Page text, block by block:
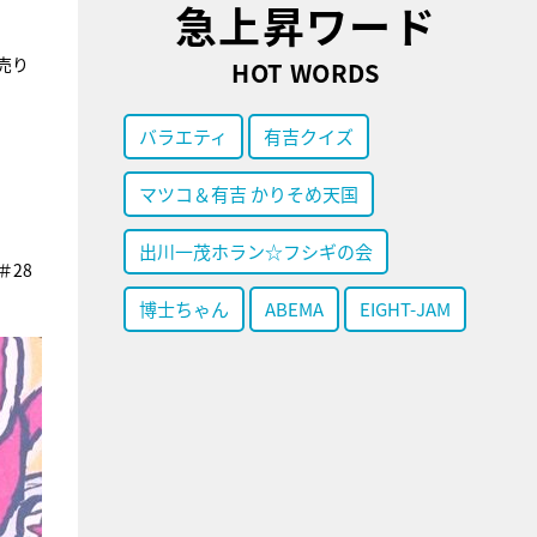
り
28
急上昇ワード
HOT WORDS
バラエティ 有吉クイズ
マツコ＆有吉 かりそめ天国
出川一茂ホラン☆フシギの会
博士ちゃん ABEMA EIGHT-JAM